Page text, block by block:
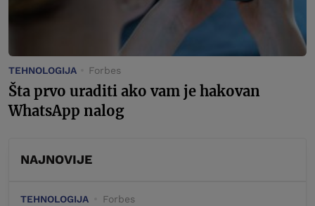
TEHNOLOGIJA Forbes
Šta prvo uraditi ako vam je hakovan
WhatsApp nalog
NAJNOVIJE
TEHNOLOGIJA Forbes